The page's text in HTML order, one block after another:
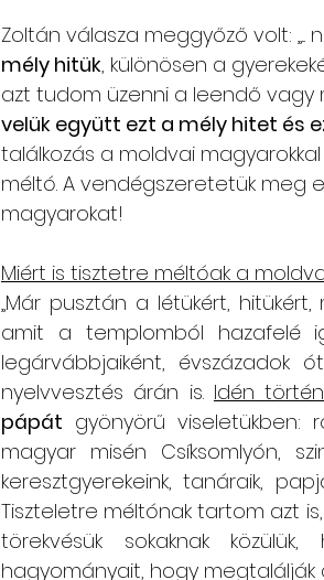
Zoltán válasza meggyőző volt:
mély hitük, különösen a
azt tudom üzenni a leendő vagy
velük együtt ezt a mély hitet és
találkozás a moldvai
méltó. A vendégszeretetük meg
magyarokat!
Miért is tisztetre méltóak a
„Már pusztán a létükért,
amit a templomból hazafelé
legárvábbjaiként,
nyelvvesztés árán is. Idén
pápát gyönyörű
magyar misén Csíksomlyón,
keresztgyerekeink, tanáraik,
Tiszteletre méltónak tartom azt
törekvésük sokaknak
hagyományait, hogy megtalálják